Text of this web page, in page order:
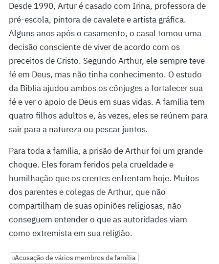
Desde 1990, Artur é casado com Irina, professora de
pré-escola, pintora de cavalete e artista gráfica.
Alguns anos após o casamento, o casal tomou uma
decisão consciente de viver de acordo com os
preceitos de Cristo. Segundo Arthur, ele sempre teve
fé em Deus, mas não tinha conhecimento. O estudo
da Bíblia ajudou ambos os cônjuges a fortalecer sua
fé e ver o apoio de Deus em suas vidas. A família tem
quatro filhos adultos e, às vezes, eles se reúnem para
sair para a natureza ou pescar juntos.
Para toda a família, a prisão de Arthur foi um grande
choque. Eles foram feridos pela crueldade e
humilhação que os crentes enfrentam hoje. Muitos
dos parentes e colegas de Arthur, que não
compartilham de suas opiniões religiosas, não
conseguem entender o que as autoridades viam
como extremista em sua religião.
Acusação de vários membros da família